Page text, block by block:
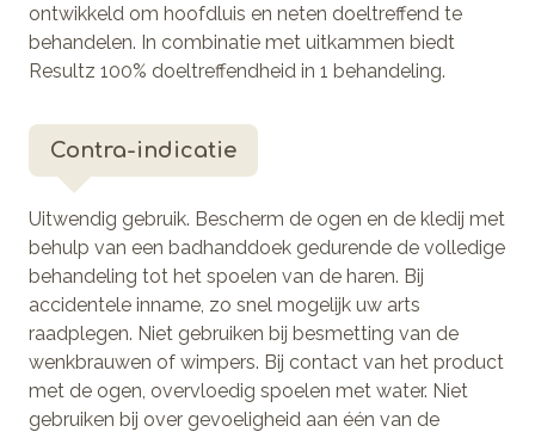
ontwikkeld om hoofdluis en neten doeltreffend te
behandelen. In combinatie met uitkammen biedt
Resultz 100% doeltreffendheid in 1 behandeling.
Contra-indicatie
Uitwendig gebruik. Bescherm de ogen en de kledij met
behulp van een badhanddoek gedurende de volledige
behandeling tot het spoelen van de haren. Bij
accidentele inname, zo snel mogelijk uw arts
raadplegen. Niet gebruiken bij besmetting van de
wenkbrauwen of wimpers. Bij contact van het product
met de ogen, overvloedig spoelen met water. Niet
gebruiken bij over gevoeligheid aan één van de